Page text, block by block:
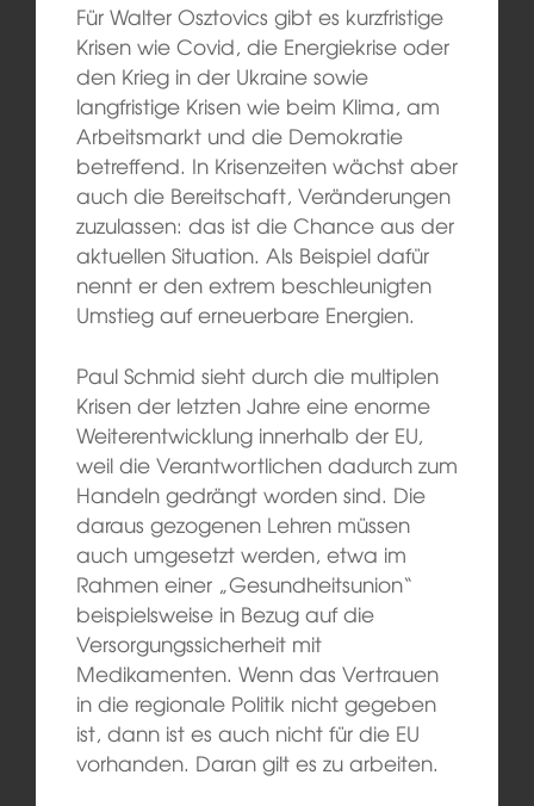
Für Walter Osztovics gibt es kurzfristige
Krisen wie Covid, die Energiekrise oder
den Krieg in der Ukraine sowie
langfristige Krisen wie beim Klima, am
Arbeitsmarkt und die Demokratie
betreffend. In Krisenzeiten wächst aber
auch die Bereitschaft, Veränderungen
zuzulassen: das ist die Chance aus der
aktuellen Situation. Als Beispiel dafür
nennt er den extrem beschleunigten
Umstieg auf erneuerbare Energien.
Paul Schmid sieht durch die multiplen
Krisen der letzten Jahre eine enorme
Weiterentwicklung innerhalb der EU,
weil die Verantwortlichen dadurch zum
Handeln gedrängt worden sind. Die
daraus gezogenen Lehren müssen
auch umgesetzt werden, etwa im
Rahmen einer „Gesundheitsunion“
beispielsweise in Bezug auf die
Versorgungssicherheit mit
Medikamenten. Wenn das Vertrauen
in die regionale Politik nicht gegeben
ist, dann ist es auch nicht für die EU
vorhanden. Daran gilt es zu arbeiten.